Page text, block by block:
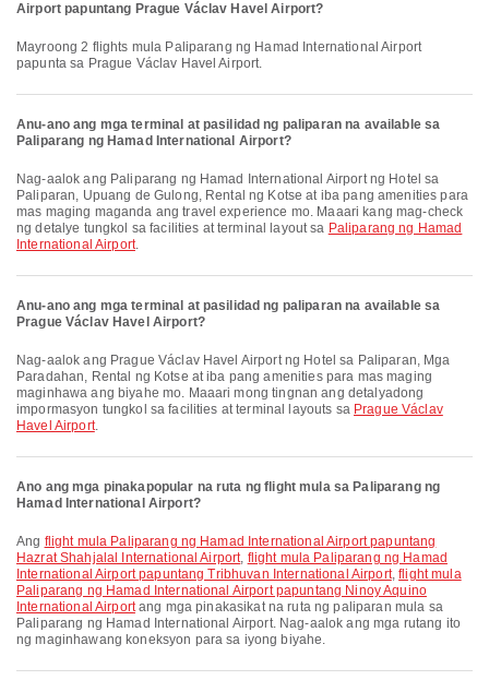
Airport papuntang Prague Václav Havel Airport?
Mayroong 2 flights mula Paliparang ng Hamad International Airport
papunta sa Prague Václav Havel Airport.
Anu-ano ang mga terminal at pasilidad ng paliparan na available sa
Paliparang ng Hamad International Airport?
Nag-aalok ang Paliparang ng Hamad International Airport ng Hotel sa
Paliparan, Upuang de Gulong, Rental ng Kotse at iba pang amenities para
mas maging maganda ang travel experience mo. Maaari kang mag-check
ng detalye tungkol sa facilities at terminal layout sa Paliparang ng Hamad
International Airport.
Anu-ano ang mga terminal at pasilidad ng paliparan na available sa
Prague Václav Havel Airport?
Nag-aalok ang Prague Václav Havel Airport ng Hotel sa Paliparan, Mga
Paradahan, Rental ng Kotse at iba pang amenities para mas maging
maginhawa ang biyahe mo. Maaari mong tingnan ang detalyadong
impormasyon tungkol sa facilities at terminal layouts sa Prague Václav
Havel Airport.
Ano ang mga pinakapopular na ruta ng flight mula sa Paliparang ng
Hamad International Airport?
Ang flight mula Paliparang ng Hamad International Airport papuntang
Hazrat Shahjalal International Airport, flight mula Paliparang ng Hamad
International Airport papuntang Tribhuvan International Airport,flight mula
Paliparang ng Hamad International Airport papuntang Ninoy Aquino
International Airportang mga pinakasikat na ruta ng paliparan mula sa
Paliparang ng Hamad International Airport. Nag-aalok ang mga rutang ito
ng maginhawang koneksyon para sa iyong biyahe.